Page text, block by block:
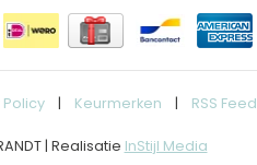
Policy | Keurmerken | RSS Feed
| Realisatie InStijl Media